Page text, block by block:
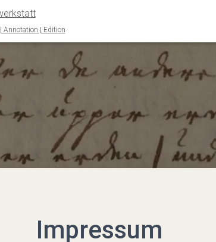
Annotation | Edition
Impressum